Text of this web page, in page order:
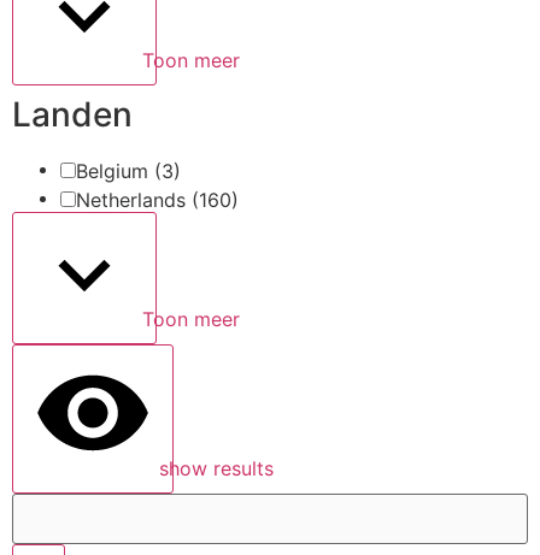
Toon meer
Landen
Belgium (3)
Netherlands (160)
Toon meer
show results